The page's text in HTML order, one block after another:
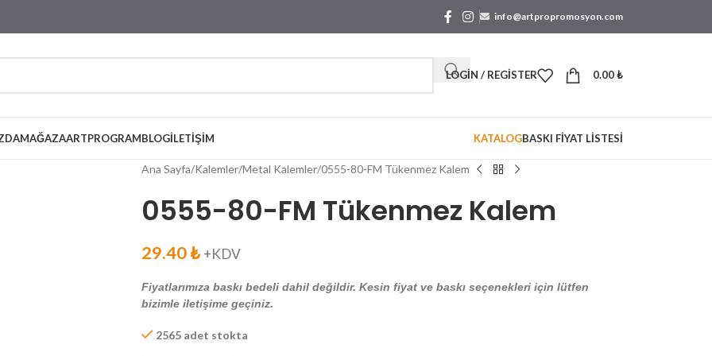
info@artpropromosyon.com
LOGIN / REGISTER 0.00₺
MAĞAZAARTPROGRAMBLOGİLETIŞIM KATALOGBASKI FİYAT LİSTESİ
Ana Sayfa Kalemler Metal Kalemler 0555-80-FM Tükenmez Kalem
0555-80-FM Tükenmez Kalem
29.40₺ +KDV
Fiyatlarımıza baskı bedeli dahil değildir. Kesin fiyat ve baskı seçenekleri için lütfen
bizimle iletişime geçiniz.
2565 adet stokta